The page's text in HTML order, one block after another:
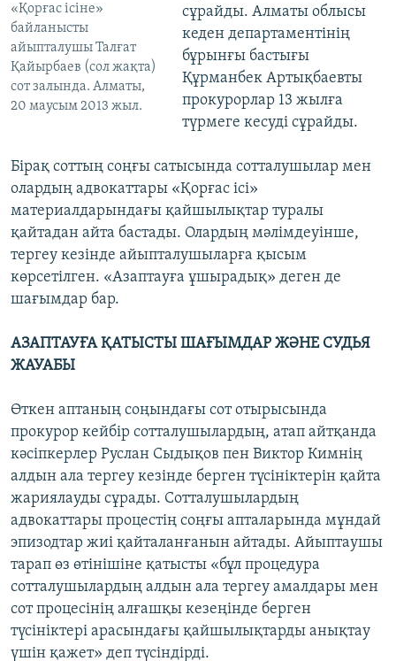
«Қорғас ісіне»
байланысты
айыпталушы Талғат
Қайырбаев (сол жақта)
сот залында. Алматы,
20 маусым 2013 жыл.
сұрайды. Алматы облысы
кеден департаментінің
бұрынғы бастығы
Құрманбек Артықбаевты
прокурорлар 13 жылға
түрмеге кесуді сұрайды.
Бірақ соттың соңғы сатысында сотталушылар мен
олардың адвокаттары «Қорғас ісі»
материалдарындағы қайшылықтар туралы
қайтадан айта бастады. Олардың мәлімдеуінше,
тергеу кезінде айыпталушыларға қысым
көрсетілген. «Азаптауға ұшырадық» деген де
шағымдар бар.
АЗАПТАУҒА ҚАТЫСТЫ ШАҒЫМДАР ЖӘНЕ СУДЬЯ
ЖАУАБЫ
Өткен аптаның соңындағы сот отырысында
прокурор кейбір сотталушылардың, атап айтқанда
кәсіпкерлер Руслан Сыдықов пен Виктор Кимнің
алдын ала тергеу кезінде берген түсініктерін қайта
жариялауды сұрады. Сотталушылардың
адвокаттары процестің соңғы апталарында мұндай
эпизодтар жиі қайталанғанын айтады. Айыптаушы
тарап өз өтінішіне қатысты «бұл процедура
сотталушылардың алдын ала тергеу амалдары мен
сот процесінің алғашқы кезеңінде берген
түсініктері арасындағы қайшылықтарды анықтау
үшін қажет» деп түсіндірді.